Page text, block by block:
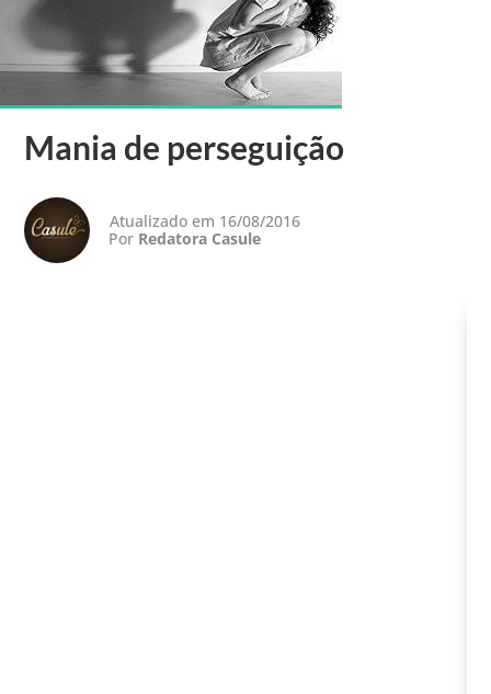
Mania de perseguição
Atualizado em 16/08/2016
Por Redatora Casule